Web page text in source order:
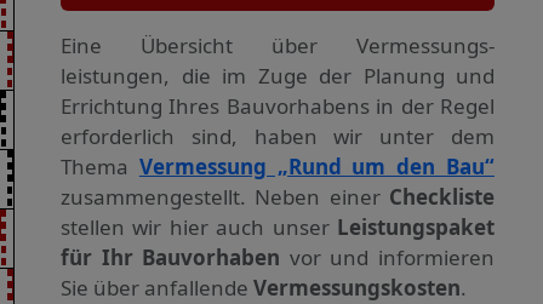
Eine Übersicht über Vermessungs­
leistungen, die im Zuge der Planung und
Errichtung Ihres Bauvorhabens in der Regel
erforderlich sind, haben wir unter dem
Thema Vermessung „Rund um den Bau“
zusammengestellt. Neben einer Checkliste
stellen wir hier auch unser Leistungspaket
für Ihr Bauvorhaben vor und informieren
Sie über anfallende Vermessungskosten.